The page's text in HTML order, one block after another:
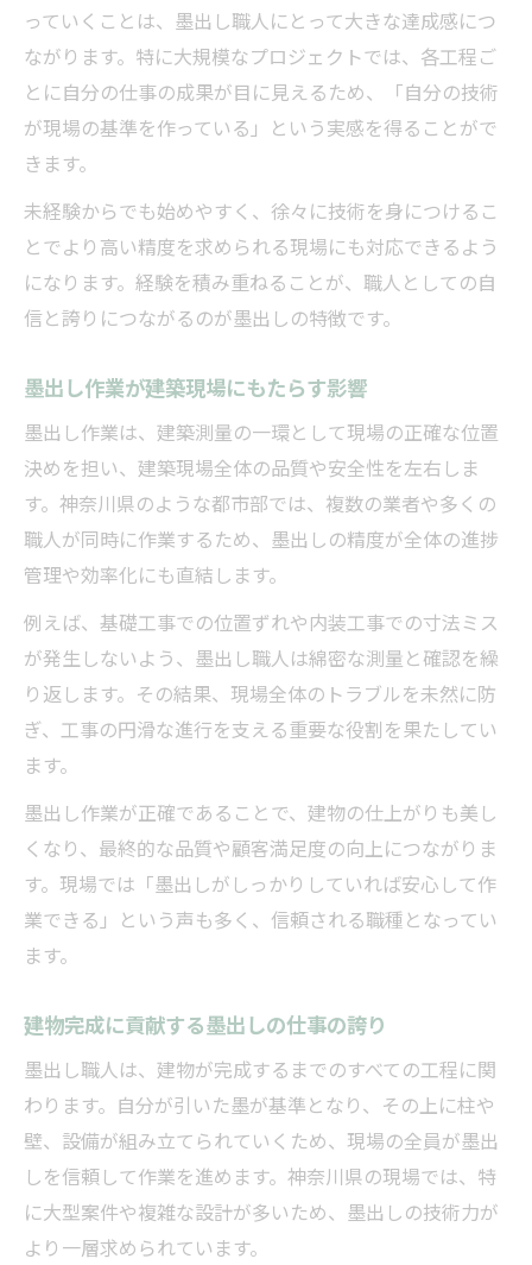
っていくことは、墨出し職人にとって大きな達成感につ
ながります。特に大規模なプロジェクトでは、各工程ご
とに自分の仕事の成果が目に見えるため、「自分の技術
が現場の基準を作っている」という実感を得ることがで
きます。
未経験からでも始めやすく、徐々に技術を身につけるこ
とでより高い精度を求められる現場にも対応できるよう
になります。経験を積み重ねることが、職人としての自
信と誇りにつながるのが墨出しの特徴です。
墨出し作業が建築現場にもたらす影響
墨出し作業は、建築測量の一環として現場の正確な位置
決めを担い、建築現場全体の品質や安全性を左右しま
す。神奈川県のような都市部では、複数の業者や多くの
職人が同時に作業するため、墨出しの精度が全体の進捗
管理や効率化にも直結します。
例えば、基礎工事での位置ずれや内装工事での寸法ミス
が発生しないよう、墨出し職人は綿密な測量と確認を繰
り返します。その結果、現場全体のトラブルを未然に防
ぎ、工事の円滑な進行を支える重要な役割を果たしてい
ます。
墨出し作業が正確であることで、建物の仕上がりも美し
くなり、最終的な品質や顧客満足度の向上につながりま
す。現場では「墨出しがしっかりしていれば安心して作
業できる」という声も多く、信頼される職種となってい
ます。
建物完成に貢献する墨出しの仕事の誇り
墨出し職人は、建物が完成するまでのすべての工程に関
わります。自分が引いた墨が基準となり、その上に柱や
壁、設備が組み立てられていくため、現場の全員が墨出
しを信頼して作業を進めます。神奈川県の現場では、特
に大型案件や複雑な設計が多いため、墨出しの技術力が
より一層求められています。